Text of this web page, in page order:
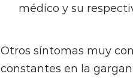
médico y su
Otros síntomas muy
constantes en la